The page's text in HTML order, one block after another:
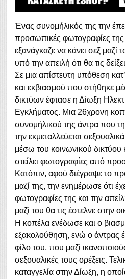
Ένας συνομήλικός της την
προσωπικές φωτογραφίες της
εξανάγκαζε να κάνει σεξ μαζί
υπό την απειλή ότι θα τις
Σε μια απίστευτη υπόθεση
και εκβιασμού που στήθηκε
δικτύων έφτασε η Δίωξη
Εγκλήματος. Μια 26χρονη
συνομήλικού της άντρα που
την εκμεταλλεύεται
μέσω του κοινωνικού δικτύου
στείλει φωτογραφίες από
Κατόπιν, αφού διέγραψε το
μαζί της, την ενημέρωσε ότι
φωτογραφίες της και την
μαζί του θα τις έστελνε στην
Η κοπέλα ενέδωσε και ο
εξακολούθηση, ενώ ο άντρας
φίλο του, που μαζί
σεξουαλικές τους ορέξεις.
καταγγελία στην Δίωξη, η